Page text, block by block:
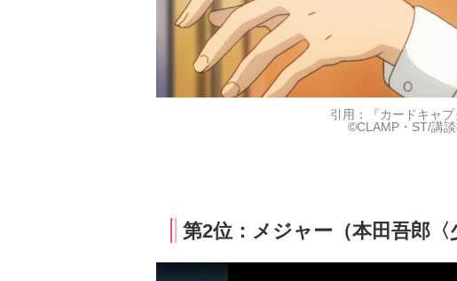
引用：『カードキャプ
©CLAMP・ST/講
第2位：メジャー（本田吾郎〈